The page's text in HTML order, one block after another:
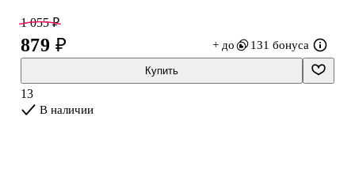
воспоминаниями об увиденной жести. Это сборник тру-крайм
историй, написанных одними фанатами для других. Мы
постарались сделать книгу такой же, как наш подкаст: местами
смешной, местами шокирующей, но никогда не скучной и очень
уютной». — Тима и Валя
1 055 ₽
879 ₽ + до 131 бонуса
Купить
13
В наличии